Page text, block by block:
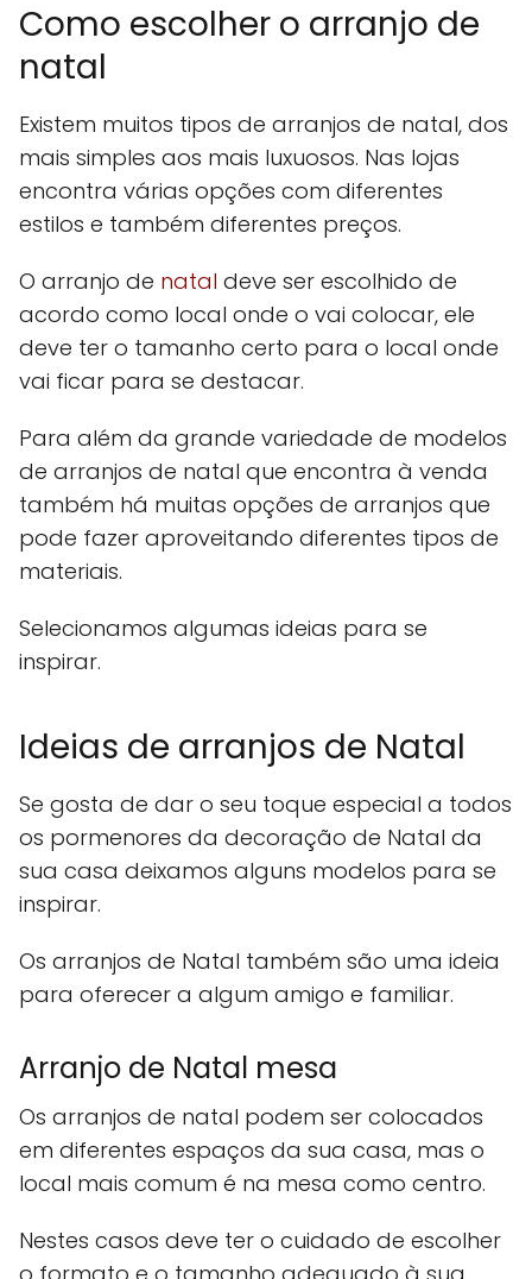
Como escolher o arranjo de
natal
Existem muitos tipos de arranjos de natal, dos
mais simples aos mais luxuosos. Nas lojas
encontra várias opções com diferentes
estilos e também diferentes preços.
O arranjo de natal deve ser escolhido de
acordo como local onde o vai colocar, ele
deve ter o tamanho certo para o local onde
vai ficar para se destacar.
Para além da grande variedade de modelos
de arranjos de natal que encontra à venda
também há muitas opções de arranjos que
pode fazer aproveitando diferentes tipos de
materiais.
Selecionamos algumas ideias para se
inspirar.
Ideias de arranjos de Natal
Se gosta de dar o seu toque especial a todos
os pormenores da decoração de Natal da
sua casa deixamos alguns modelos para se
inspirar.
Os arranjos de Natal também são uma ideia
para oferecer a algum amigo e familiar.
Arranjo de Natal mesa
Os arranjos de natal podem ser colocados
em diferentes espaços da sua casa, mas o
local mais comum é na mesa como centro.
Nestes casos deve ter o cuidado de escolher